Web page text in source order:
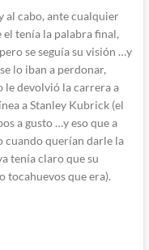
al cabo, ante cualquier
tenía la palabra final,
se seguía su visión …y
lo iban a perdonar,
le devolvió la carrera a
a Stanley Kubrick (el
a gusto …y eso que a
cuando querían darle la
tenía claro que su
tocahuevos que era).